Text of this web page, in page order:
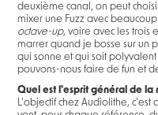
deuxième canal, on peut
mixer une Fuzz avec
octave-up, voire avec les trois
marrer quand je bosse sur un
qui sonne et qui soit
pouvons-nous faire de fun et
Quel est l'esprit général de la
L’objectif chez Audiolithe,